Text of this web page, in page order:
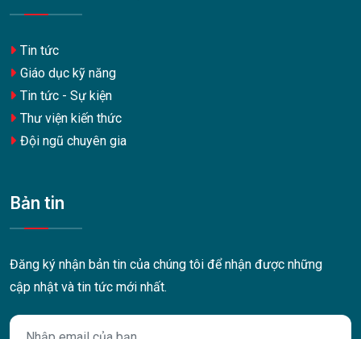
Tin tức
Giáo dục kỹ năng
Tin tức - Sự kiện
Thư viện kiến thức
Đội ngũ chuyên gia
Bản tin
Đăng ký nhận bản tin của chúng tôi để nhận được những
cập nhật và tin tức mới nhất.